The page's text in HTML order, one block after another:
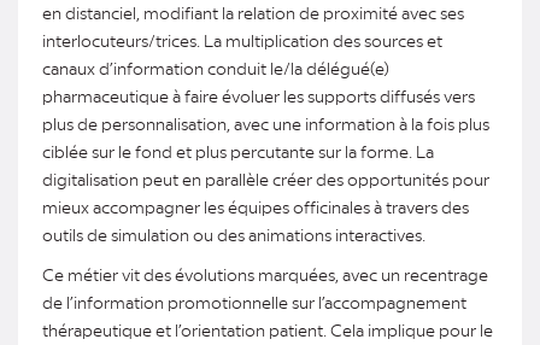
en distanciel, modifiant la relation de proximité avec ses
interlocuteurs/trices. La multiplication des sources et
canaux d’information conduit le/la délégué(e)
pharmaceutique à faire évoluer les supports diffusés vers
plus de personnalisation, avec une information à la fois plus
ciblée sur le fond et plus percutante sur la forme. La
digitalisation peut en parallèle créer des opportunités pour
mieux accompagner les équipes officinales à travers des
outils de simulation ou des animations interactives.
Ce métier vit des évolutions marquées, avec un recentrage
de l’information promotionnelle sur l’accompagnement
thérapeutique et l’orientation patient. Cela implique pour le